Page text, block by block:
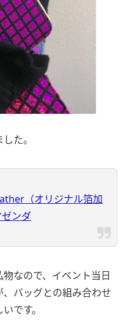
た。
（オリジナル箔加
ンダ
なので、イベント当日
バッグとの組み合わせ
です。